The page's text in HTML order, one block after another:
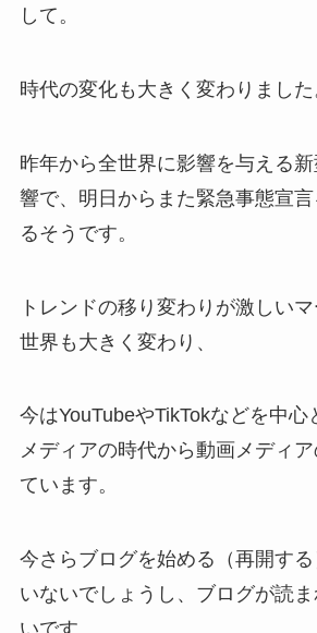
して。
時代の変化も大きく変わりました
昨年から全世界に影響を与える
響で、明日からまた緊急事態宣
るそうです。
トレンドの移り変わりが激しい
世界も大きく変わり、
今はYouTubeやTikTokなどを中心
メディアの時代から動画メディ
ています。
今さらブログを始める（再開す
いないでしょうし、ブログが読